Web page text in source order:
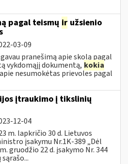
pagal teismų ir užsienio
03-09
pranešimą apie skolą pagal
vykdomąjį dokumentą, kokia
nesumokėtas prievoles pagal
įtraukimo į tikslinių
12-04
m. lapkričio 30 d. Lietuvos
įsakymu Nr.1K-389 „Dėl
gruodžio 22 d. įsakymo Nr. 344